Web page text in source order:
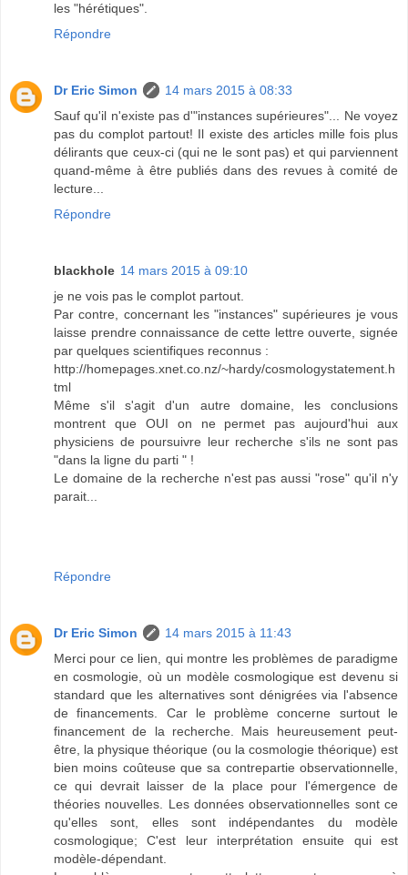
les "hérétiques".
Répondre
Dr Eric Simon
14 mars 2015 à 08:33
Sauf qu'il n'existe pas d'"instances supérieures"... Ne voyez
pas du complot partout! Il existe des articles mille fois plus
délirants que ceux-ci (qui ne le sont pas) et qui parviennent
quand-même à être publiés dans des revues à comité de
lecture...
Répondre
blackhole 14 mars 2015 à 09:10
je ne vois pas le complot partout.
Par contre, concernant les "instances" supérieures je vous
laisse prendre connaissance de cette lettre ouverte, signée
par quelques scientifiques reconnus :
http://homepages.xnet.co.nz/~hardy/cosmologystatement.h
tml
Même s'il s'agit d'un autre domaine, les conclusions
montrent que OUI on ne permet pas aujourd'hui aux
physiciens de poursuivre leur recherche s'ils ne sont pas
"dans la ligne du parti " !
Le domaine de la recherche n'est pas aussi "rose" qu'il n'y
parait...
Répondre
Dr Eric Simon
14 mars 2015 à 11:43
Merci pour ce lien, qui montre les problèmes de paradigme
en cosmologie, où un modèle cosmologique est devenu si
standard que les alternatives sont dénigrées via l'absence
de financements. Car le problème concerne surtout le
financement de la recherche. Mais heureusement peut-
être, la physique théorique (ou la cosmologie théorique) est
bien moins coûteuse que sa contrepartie observationnelle,
ce qui devrait laisser de la place pour l'émergence de
théories nouvelles. Les données observationnelles sont ce
qu'elles sont, elles sont indépendantes du modèle
cosmologique; C'est leur interprétation ensuite qui est
modèle-dépendant.